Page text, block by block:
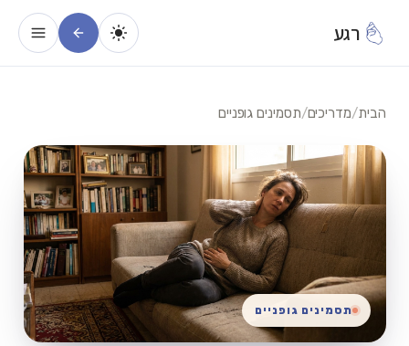
רגע
הבית/מדריכים/תסמינים גופניים
תסמינים גופניים